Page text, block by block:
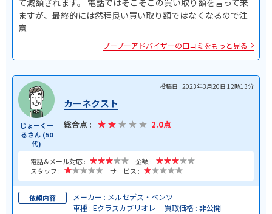
て減額されます。 電話ではそこそこの買い取り額を言って来
ますが、最終的には然程良い買い取り額ではなくなるので注
意
ブーブーアドバイザーの口コミをもっと見る
投稿日 : 2023年3月20日 12時13分
じょーくー
るさん (50
代)
カーネクスト
総合点 : 2.0点
電話&メール対応 :
金額 :
スタッフ :
サービス :
依頼内容
メーカー : メルセデス・ベンツ
車種 : Eクラスカブリオレ
買取価格 : 非公開